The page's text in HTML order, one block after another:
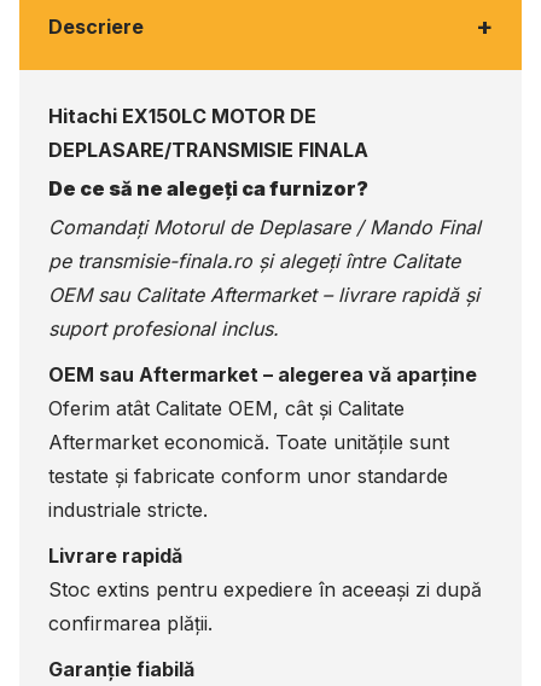
Descriere +
Hitachi EX150LC MOTOR DE
DEPLASARE/TRANSMISIE FINALA
De ce să ne alegeți ca furnizor?
Comandați Motorul de Deplasare / Mando Final
pe transmisie-finala.ro și alegeți între Calitate
OEM sau Calitate Aftermarket – livrare rapidă și
suport profesional inclus.
OEM sau Aftermarket – alegerea vă aparține
Oferim atât Calitate OEM, cât și Calitate
Aftermarket economică. Toate unitățile sunt
testate și fabricate conform unor standarde
industriale stricte.
Livrare rapidă
Stoc extins pentru expediere în aceeași zi după
confirmarea plății.
Garanție fiabilă